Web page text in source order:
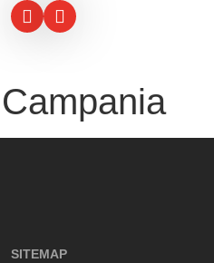
Campania
SITEMAP